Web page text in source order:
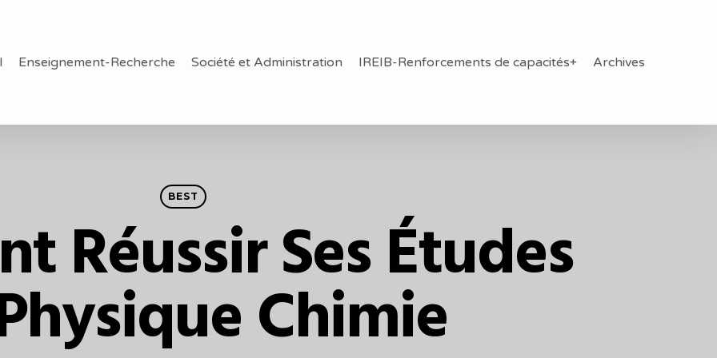
Enseignement-Recherche Société et Administration IREIB-Renforcements de capacités+ Archives
BEST
Réussir Ses Études
Chimie